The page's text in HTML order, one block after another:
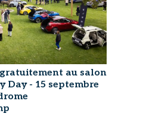
au salon
Day - 15 septembre